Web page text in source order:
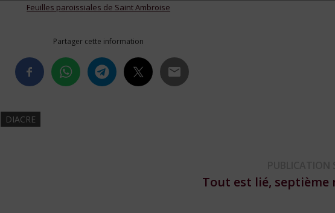
Feuilles paroissiales de Saint Ambroise
Partager cette information
DIACRE
Tout est lié, septième